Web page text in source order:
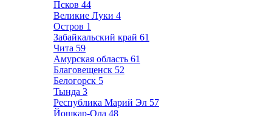
Псков 44
Великие Луки 4
Остров 1
Забайкальский край 61
Чита 59
Амурская область 61
Благовещенск 52
Белогорск 5
Тында 3
Республика Марий Эл 57
Йошкар-Ола 48